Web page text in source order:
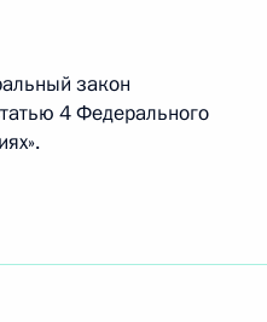
закон
4 Федерального